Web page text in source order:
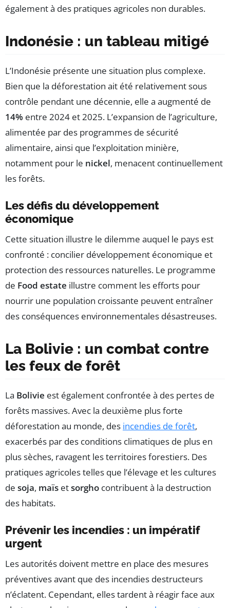
également à des pratiques agricoles non durables.
Indonésie : un tableau mitigé
L’Indonésie présente une situation plus complexe.
Bien que la déforestation ait été relativement sous
contrôle pendant une décennie, elle a augmenté de
14% entre 2024 et 2025. L’expansion de l’agriculture,
alimentée par des programmes de sécurité
alimentaire, ainsi que l’exploitation minière,
notamment pour le nickel, menacent continuellement
les forêts.
Les défis du développement
économique
Cette situation illustre le dilemme auquel le pays est
confronté : concilier développement économique et
protection des ressources naturelles. Le programme
de Food estate illustre comment les efforts pour
nourrir une population croissante peuvent entraîner
des conséquences environnementales désastreuses.
La Bolivie : un combat contre
les feux de forêt
La Bolivie est également confrontée à des pertes de
forêts massives. Avec la deuxième plus forte
déforestation au monde, des incendies de forêt,
exacerbés par des conditions climatiques de plus en
plus sèches, ravagent les territoires forestiers. Des
pratiques agricoles telles que l’élevage et les cultures
de soja, maïs etsorgho contribuent à la destruction
des habitats.
Prévenir les incendies : un impératif
urgent
Les autorités doivent mettre en place des mesures
préventives avant que des incendies destructeurs
n’éclatent. Cependant, elles tardent à réagir face aux